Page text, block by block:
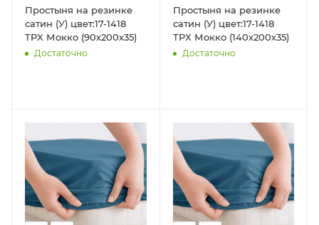
Простыня на резинке
сатин (У) цвет:17-1418
TPX Мокко (90х200х35)
Достаточно
Простыня на резинке
сатин (У) цвет:17-1418
TPX Мокко (140х200х35)
Достаточно